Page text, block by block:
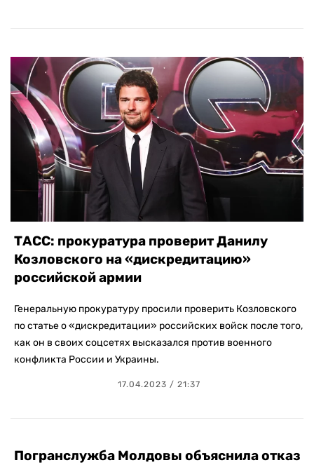
ТАСС: прокуратура проверит Данилу
Козловского на «дискредитацию»
российской армии
Генеральную прокуратуру просили проверить Козловского
по статье о «дискредитации» российских войск после того,
как он в своих соцсетях высказался против военного
конфликта России и Украины.
17.04.2023 / 21:37
Погранслужба Молдовы объяснила отказ